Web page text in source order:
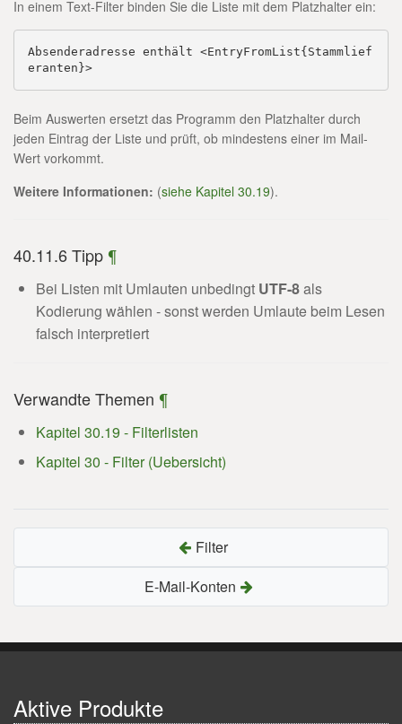
In einem Text-Filter binden Sie die Liste mit dem Platzhalter ein:
Absenderadresse enthält <EntryFromList{Stammlief
eranten}>
Beim Auswerten ersetzt das Programm den Platzhalter durch
jeden Eintrag der Liste und prüft, ob mindestens einer im Mail-
Wert vorkommt.
Weitere Informationen: (siehe Kapitel 30.19).
40.11.6 Tipp ¶
Bei Listen mit Umlauten unbedingt UTF-8als
Kodierung wählen - sonst werden Umlaute beim Lesen
falsch interpretiert
Verwandte Themen ¶
Kapitel 30.19 - Filterlisten
Kapitel 30 - Filter (Uebersicht)
Filter
E-Mail-Konten
Aktive Produkte